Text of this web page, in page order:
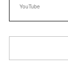
YouTube